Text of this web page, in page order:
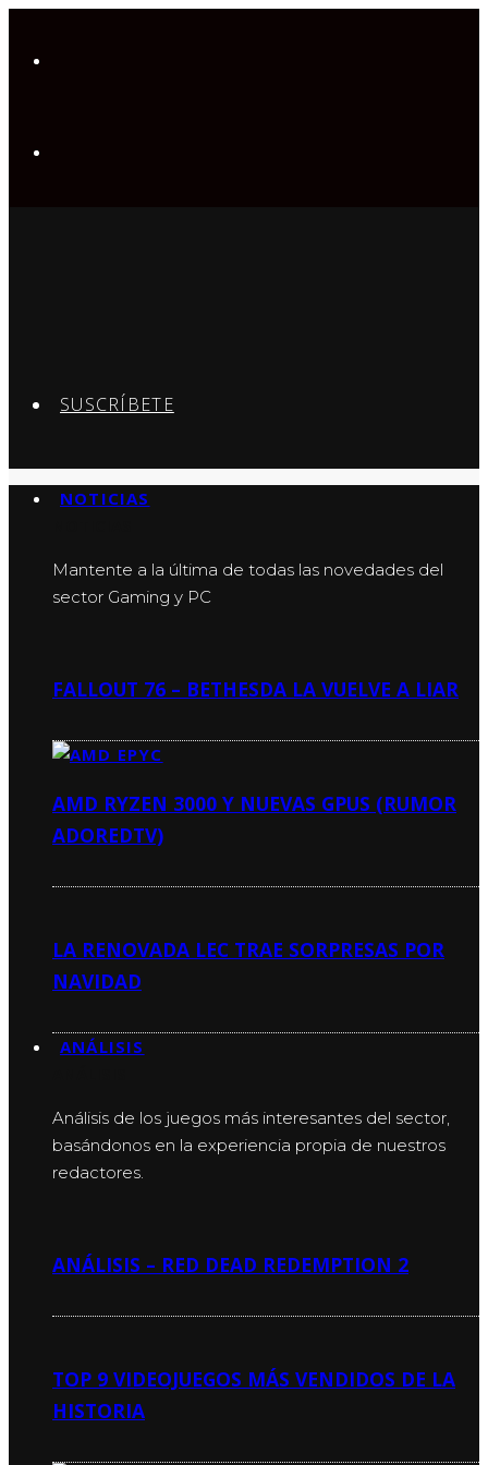
SUSCRÍBETE
NOTICIAS
Mantente a la última de todas las novedades del
sector Gaming y PC
FALLOUT 76 – BETHESDA LA VUELVE A LIAR
AMD RYZEN 3000 Y NUEVAS GPUS (RUMOR
ADOREDTV)
LA RENOVADA LEC TRAE SORPRESAS POR
NAVIDAD
ANÁLISIS
Análisis de los juegos más interesantes del sector,
basándonos en la experiencia propia de nuestros
redactores.
ANÁLISIS – RED DEAD REDEMPTION 2
TOP 9 VIDEOJUEGOS MÁS VENDIDOS DE LA
HISTORIA